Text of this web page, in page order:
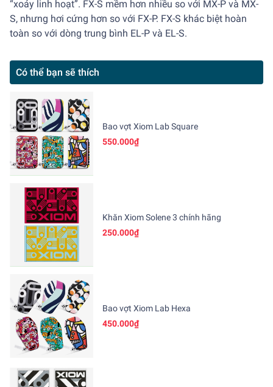
“xoáy linh hoạt”. FX-S mềm hơn nhiều so với MX-P và MX-
S, nhưng hơi cứng hơn so với FX-P. FX-S khác biệt hoàn
toàn so với dòng trung bình EL-P và EL-S.
Có thể bạn sẽ thích
Bao vợt Xiom Lab Square
550.000₫
Khăn Xiom Solene 3 chính hãng
250.000₫
Bao vợt Xiom Lab Hexa
450.000₫